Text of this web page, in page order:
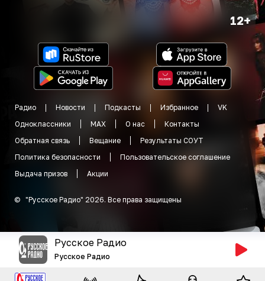
12+
Радио Новости Подкасты Избранное
VK
Одноклассники
MAX О нас
Контакты
Обратная связь
Вещание
Результаты СОУТ
Политика безопасности
Пользовательское соглашение
Выдача призов
Акции
© "Русское Радио" 2026. Все права защищены
Русское Радио
Русское Радио